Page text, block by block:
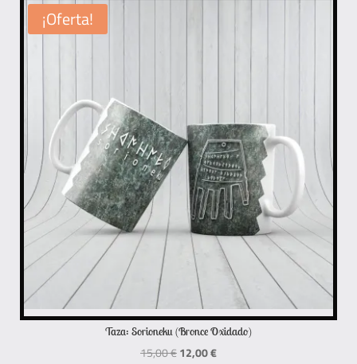
¡Oferta!
Taza: Sorioneku (Bronce Oxidado)
15,00€El
12,00€El